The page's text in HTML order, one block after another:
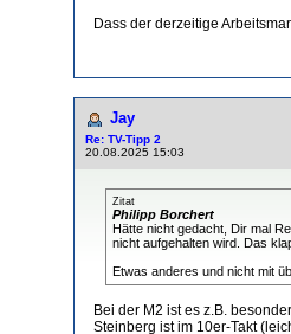
Dass der derzeitige
Jay
Re: TV-Tipp 2
20.08.2025 15:03
Zitat
Philipp Borchert
Hätte nicht gedacht, Dir mal
nicht aufgehalten wird. Das
Etwas anderes und nicht mit
Bei der M2 ist es z.B.
Steinberg ist im 10er-Takt